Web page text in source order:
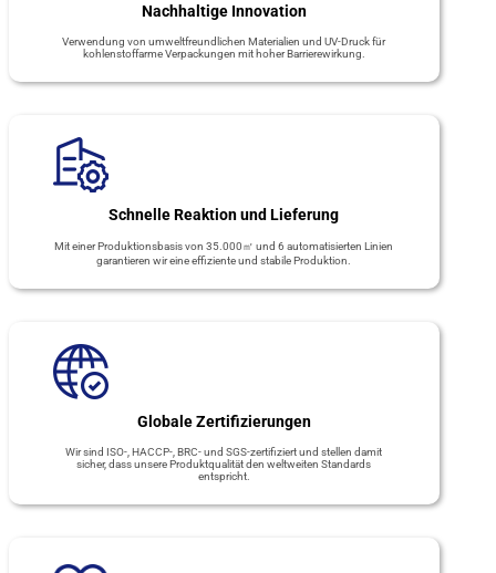
Nachhaltige Innovation
Verwendung von umweltfreundlichen Materialien und UV-Druck für
kohlenstoffarme Verpackungen mit hoher Barrierewirkung.
Schnelle Reaktion und Lieferung
Mit einer Produktionsbasis von 35.000㎡ und 6 automatisierten Linien
garantieren wir eine effiziente und stabile Produktion.
Globale Zertifizierungen
Wir sind ISO-, HACCP-, BRC- und SGS-zertifiziert und stellen damit
sicher, dass unsere Produktqualität den weltweiten Standards
entspricht.